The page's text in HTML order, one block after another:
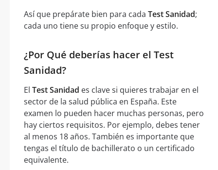
Así que prepárate bien para cada Test Sanidad;
cada uno tiene su propio enfoque y estilo.
¿Por Qué deberías hacer el Test
Sanidad?
El Test Sanidad es clave si quieres trabajar en el
sector de la salud pública en España. Este
examen lo pueden hacer muchas personas, pero
hay ciertos requisitos. Por ejemplo, debes tener
al menos 18 años. También es importante que
tengas el título de bachillerato o un certificado
equivalente.